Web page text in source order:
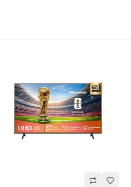
Omiljeno